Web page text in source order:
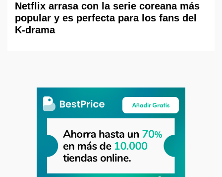
Netflix arrasa con la serie coreana más
popular y es perfecta para los fans del
K-drama